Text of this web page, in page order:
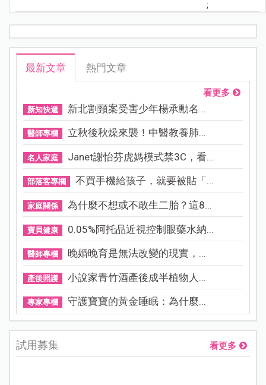
;
最新文章 熱門文章
看更多
新知快遞 新北割頸案受害少年楊承勳名...
醫師專欄 立秋後秋燥來襲！中醫教養肺...
名人家庭 Janet謝怡芬虎媽模式禁3C，看...
部落客專欄 不買手機給孩子，就要被貼「...
家庭關係 為什麼不想或不敢生二胎？這8...
寶貝健康 0.05%阿托品近視控制眼藥水納...
醫師專欄 晚婚晚育是無法改變的現實，...
產後照護 小說家青竹酒產後成半植物人...
專家專欄 守護寶寶的黃金睡眠：為什麼...
試用募集 看更多